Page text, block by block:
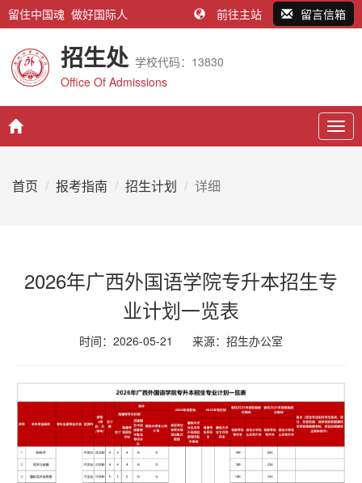
留住中国魂 做好国际人 前往主站 留言信箱
招生处 学校代码：13830
Office Of Admissions
首页 报考指南 招生计划 详细
2026年广西外国语学院专升本招生专
业计划一览表
时间：2026-05-21 来源： 招生办公室